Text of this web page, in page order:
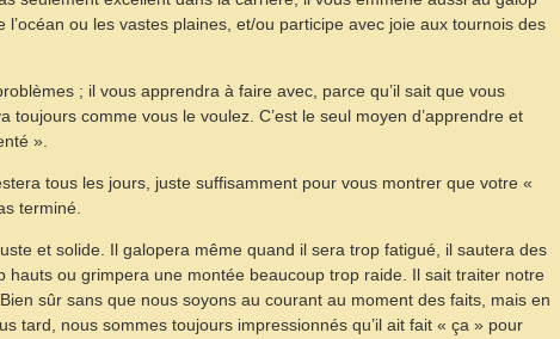
l’océan ou les vastes plaines, et/ou participe avec joie aux tournois des
; il vous apprendra à faire avec, parce qu’il sait que vous
toujours comme vous le voulez. C’est le seul moyen d’apprendre et
».
tous les jours, juste suffisamment pour vous montrer que votre «
terminé.
et solide. Il galopera même quand il sera trop fatigué, il sautera des
hauts ou grimpera une montée beaucoup trop raide. Il sait traiter notre
sûr sans que nous soyons au courant au moment des faits, mais en
tard, nous sommes toujours impressionnés qu’il ait fait « ça » pour